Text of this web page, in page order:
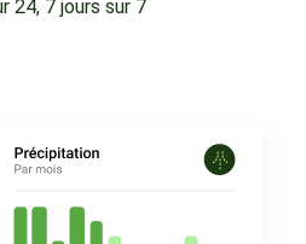
24, 7 jours sur 7